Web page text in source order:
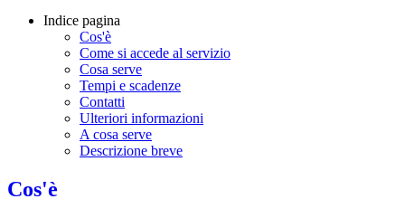
Indice pagina
Cos'è
Come si accede al servizio
Cosa serve
Tempi e scadenze
Contatti
Ulteriori informazioni
A cosa serve
Descrizione breve
Cos'è